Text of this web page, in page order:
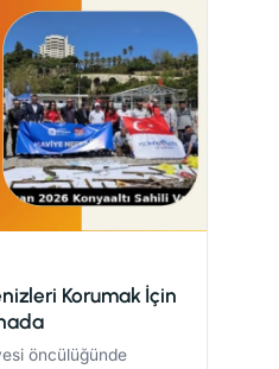
Korumak İçin
öncülüğünde